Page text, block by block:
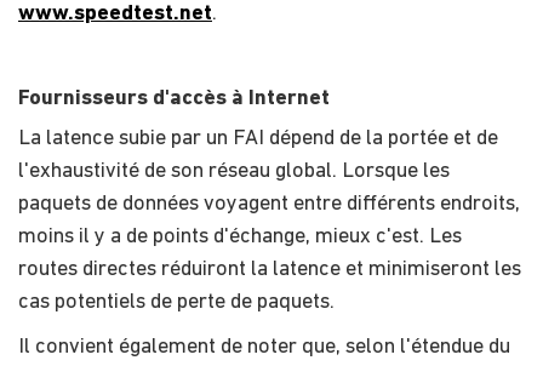
www.speedtest.net.
Fournisseurs d'accès à Internet
La latence subie par un FAI dépend de la portée et de
l'exhaustivité de son réseau global. Lorsque les
paquets de données voyagent entre différents endroits,
moins il y a de points d'échange, mieux c'est. Les
routes directes réduiront la latence et minimiseront les
cas potentiels de perte de paquets.
Il convient également de noter que, selon l'étendue du